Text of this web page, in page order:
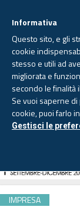
IMPRESA
Informativa
Questo sito, e gli
cookie
stesso e utili ad
migliorata e
secondo le finalità
Se vuoi saperne
cookie, puoi farlo
Gestisci le